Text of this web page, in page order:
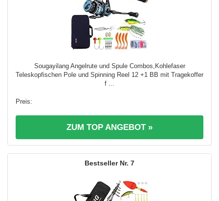
Sougayilang Angelrute und Spule Combos,Kohlefaser
Teleskopfischen Pole und Spinning Reel 12 +1 BB mit Tragekoffer
f ...
ZUM TOP ANGEBOT »
7